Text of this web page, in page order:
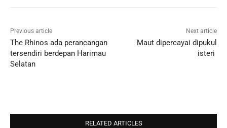
Previous article
The Rhinos ada perancangan
tersendiri berdepan Harimau
Selatan
Next article
Maut dipercayai dipukul
isteri
RELATED ARTICLES